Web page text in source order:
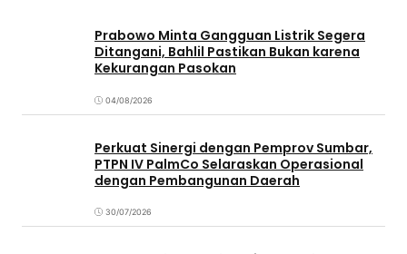
Prabowo Minta Gangguan Listrik Segera
Ditangani, Bahlil Pastikan Bukan karena
Kekurangan Pasokan
04/08/2026
Perkuat Sinergi dengan Pemprov Sumbar,
PTPN IV PalmCo Selaraskan Operasional
dengan Pembangunan Daerah
30/07/2026